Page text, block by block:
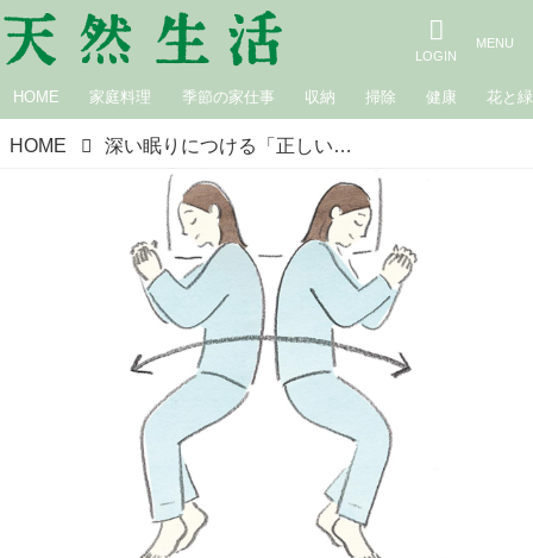
HOME 家庭料理 季節の家仕事 収納 掃除 健康 花と緑
HOME 深い眠りにつける「正しい寝姿勢」寝る前の“背骨を丸める”かんたんな動きで体と脳をリセット／きゆるぎ治療院院長・片寄陽平さん